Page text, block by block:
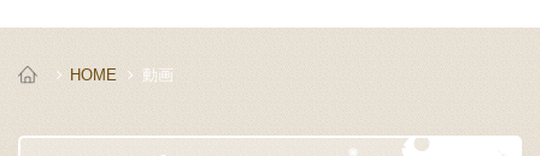
HOME 動画